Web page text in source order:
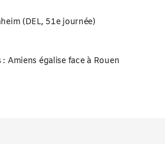
(DEL, 51e journée)
Amiens égalise face à Rouen